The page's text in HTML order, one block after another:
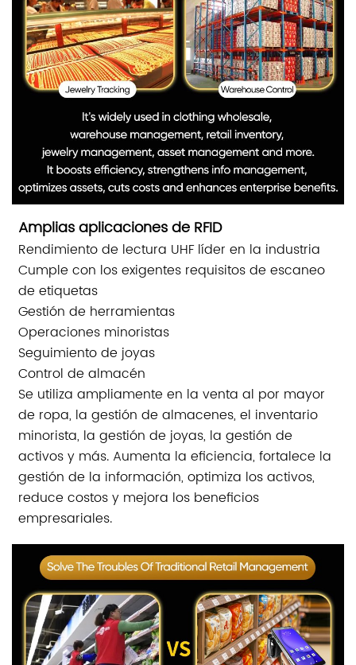
Amplias aplicaciones de RFID
Rendimiento de lectura UHF líder en la industria
Cumple con los exigentes requisitos de escaneo
de etiquetas
Gestión de herramientas
Operaciones minoristas
Seguimiento de joyas
Control de almacén
Se utiliza ampliamente en la venta al por mayor
de ropa, la gestión de almacenes, el inventario
minorista, la gestión de joyas, la gestión de
activos y más. Aumenta la eficiencia, fortalece la
gestión de la información, optimiza los activos,
reduce costos y mejora los beneficios
empresariales.